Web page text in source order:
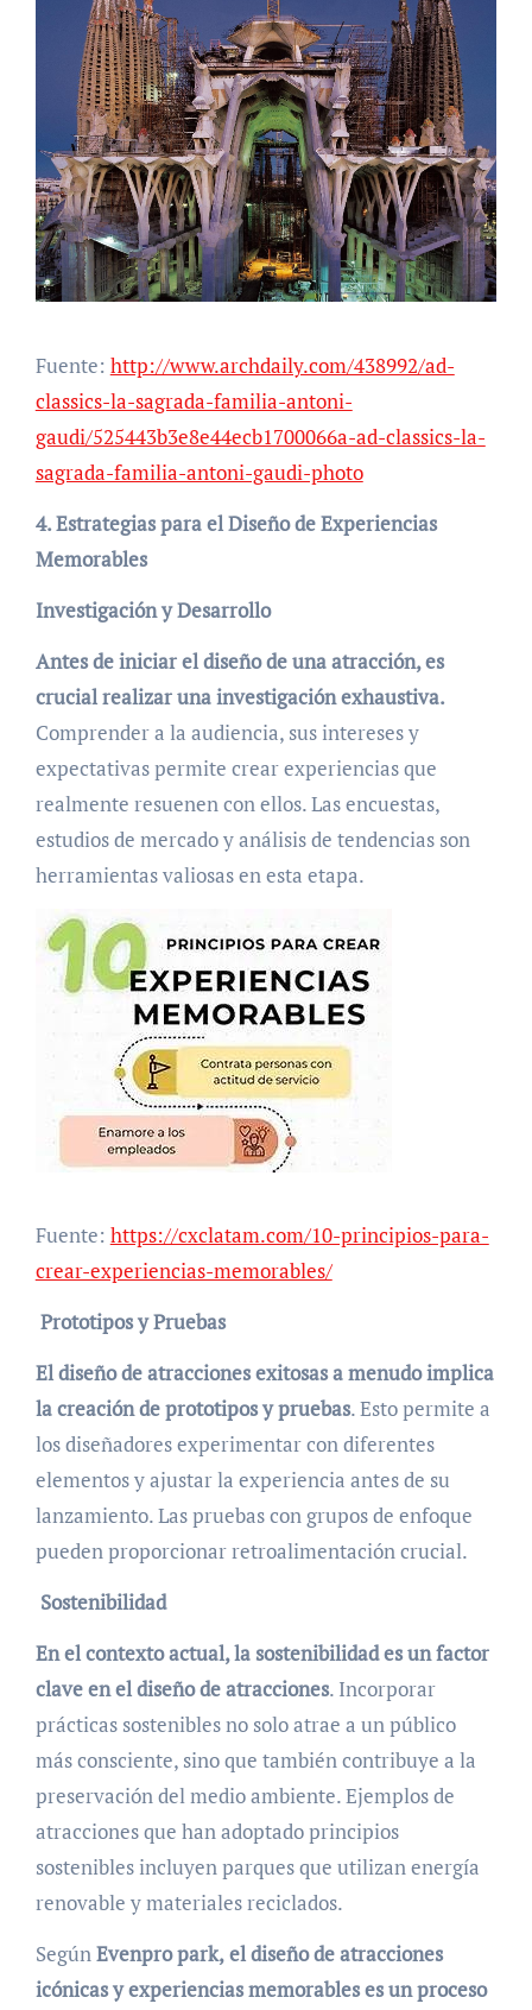
Fuente: http://www.archdaily.com/438992/ad-
classics-la-sagrada-familia-antoni-
gaudi/525443b3e8e44ecb1700066a-ad-classics-la-
sagrada-familia-antoni-gaudi-photo
4. Estrategias para el Diseño de Experiencias
Memorables
Investigación y Desarrollo
Antes de iniciar el diseño de una atracción, es
crucial realizar una investigación exhaustiva.
Comprender a la audiencia, sus intereses y
expectativas permite crear experiencias que
realmente resuenen con ellos. Las encuestas,
estudios de mercado y análisis de tendencias son
herramientas valiosas en esta etapa.
Fuente: https://cxclatam.com/10-principios-para-
crear-experiencias-memorables/
Prototipos y Pruebas
El diseño de atracciones exitosas a menudo implica
la creación de prototipos y pruebas. Esto permite a
los diseñadores experimentar con diferentes
elementos y ajustar la experiencia antes de su
lanzamiento. Las pruebas con grupos de enfoque
pueden proporcionar retroalimentación crucial.
Sostenibilidad
En el contexto actual, la sostenibilidad es un factor
clave en el diseño de atracciones. Incorporar
prácticas sostenibles no solo atrae a un público
más consciente, sino que también contribuye a la
preservación del medio ambiente. Ejemplos de
atracciones que han adoptado principios
sostenibles incluyen parques que utilizan energía
renovable y materiales reciclados.
SegúnEvenpro park,el diseño de atracciones
icónicas y experiencias memorables es un proceso